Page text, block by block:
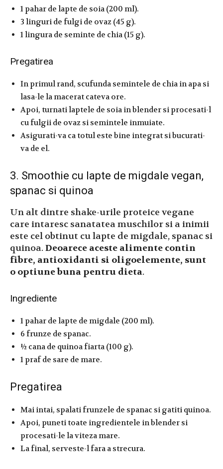
1 pahar de lapte de soia (200 ml).
3 linguri de fulgi de ovaz (45 g).
1 lingura de seminte de chia (15 g).
Pregatirea
In primul rand, scufunda semintele de chia in apa si
lasa-le la macerat cateva ore.
Apoi, turnati laptele de soia in blender si procesati-l
cu fulgii de ovaz si semintele inmuiate.
Asigurati-va ca totul este bine integrat si bucurati-
va de el.
3. Smoothie cu lapte de migdale vegan,
spanac si quinoa
Un alt dintre shake-urile proteice vegane
care intaresc sanatatea muschilor si a inimii
este cel obtinut cu lapte de migdale, spanac si
quinoa.Deoarece aceste alimente contin
fibre, antioxidanti si oligoelemente, sunt
o optiune buna pentru dieta.
Ingrediente
1 pahar de lapte de migdale (200 ml).
6 frunze de spanac.
½ cana de quinoa fiarta (100 g).
1 praf de sare de mare.
Pregatirea
Mai intai, spalati frunzele de spanac si gatiti quinoa.
Apoi, puneti toate ingredientele in blender si
procesati-le la viteza mare.
La final, serveste-l fara a strecura.